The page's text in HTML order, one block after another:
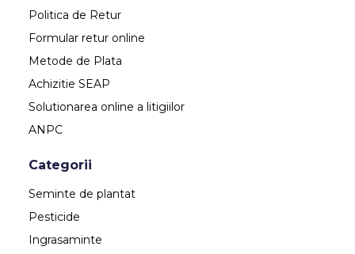
Politica de Retur
Formular retur online
Metode de Plata
Achizitie SEAP
Solutionarea online a litigiilor
ANPC
Categorii
Seminte de plantat
Pesticide
Ingrasaminte